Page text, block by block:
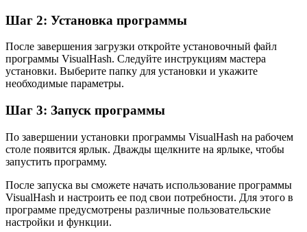
Шаг 2: Установка программы
После завершения загрузки откройте установочный файл
программы VisualHash. Следуйте инструкциям мастера
установки. Выберите папку для установки и укажите
необходимые параметры.
Шаг 3: Запуск программы
По завершении установки программы VisualHash на рабочем
столе появится ярлык. Дважды щелкните на ярлыке, чтобы
запустить программу.
После запуска вы сможете начать использование программы
VisualHash и настроить ее под свои потребности. Для этого в
программе предусмотрены различные пользовательские
настройки и функции.